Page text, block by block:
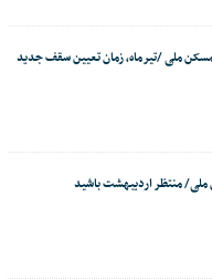
ملی /تیرماه، زمان تعیین سقف جدید
منتظر اردیبهشت باشید